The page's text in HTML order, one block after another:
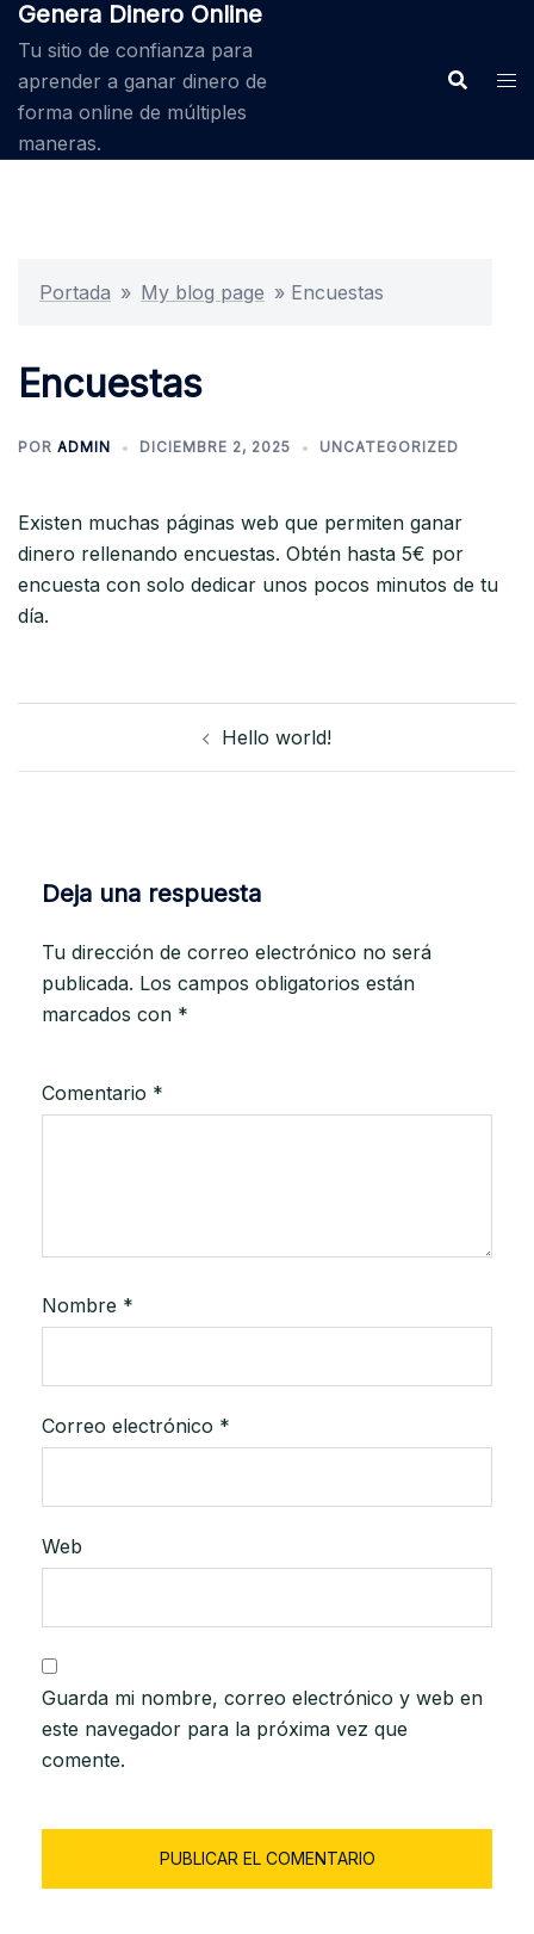
Saltar
contenido
Genera Dinero Online
Tu sitio de confianza para
aprender a ganar dinero de
forma online de múltiples
maneras.
Portada » My blog page » Encuestas
Encuestas
POR ADMIN DICIEMBRE 2, 2025 UNCATEGORIZED
Existen muchas páginas web que permiten ganar
dinero rellenando encuestas. Obtén hasta 5€ por
encuesta con solo dedicar unos pocos minutos de tu
día.
Hello world!
Deja una respuesta
Tu dirección de correo electrónico no será
publicada. Los campos obligatorios están
marcados con *
Comentario *
Nombre *
Correo electrónico *
Web
Guarda mi nombre, correo electrónico y web en
este navegador para la próxima vez que
comente.